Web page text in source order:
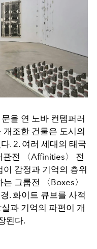
을 연 노바 컨템퍼러
조한 건물은 도시의
. 2. 여러 세대의 태국
관전 〈Affinities〉 전
감정과 기억의 층위
그룹전 〈Boxes〉
. 화이트 큐브를 사적
과 기억의 파편이 개
된다.